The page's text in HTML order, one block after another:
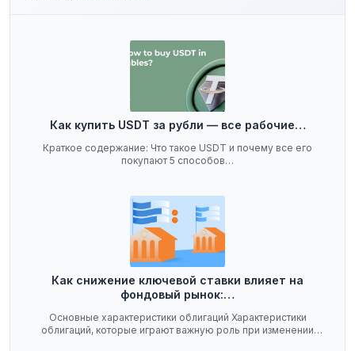
Как купить USDT за рубли — все рабочие…
Краткое содержание: Что такое USDT и почему все его
покупают 5 способов…
Как снижение ключевой ставки влияет на
фондовый рынок:…
Основные характеристики облигаций Характеристики
облигаций, которые играют важную роль при изменении